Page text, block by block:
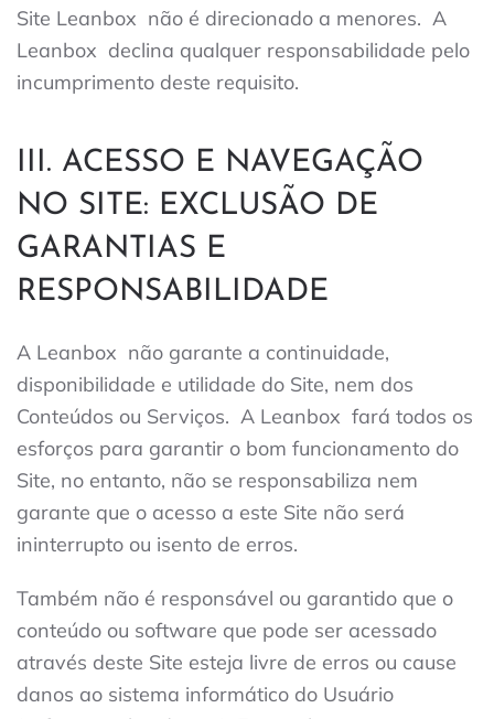
Site Leanbox não é direcionado a menores. A
Leanbox declina qualquer responsabilidade pelo
incumprimento deste requisito.
III. ACESSO E NAVEGAÇÃO
NO SITE: EXCLUSÃO DE
GARANTIAS E
RESPONSABILIDADE
A Leanbox não garante a continuidade,
disponibilidade e utilidade do Site, nem dos
Conteúdos ou Serviços. A Leanbox fará todos os
esforços para garantir o bom funcionamento do
Site, no entanto, não se responsabiliza nem
garante que o acesso a este Site não será
ininterrupto ou isento de erros.
Também não é responsável ou garantido que o
conteúdo ou software que pode ser acessado
através deste Site esteja livre de erros ou cause
danos ao sistema informático do Usuário